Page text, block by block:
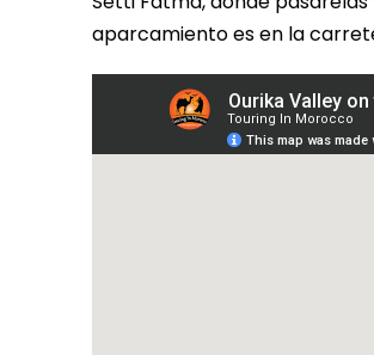
aparcamiento es en la